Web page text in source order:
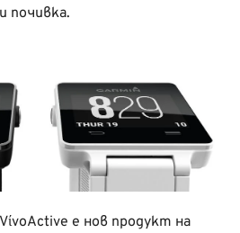
почивка.
е нов продукт на